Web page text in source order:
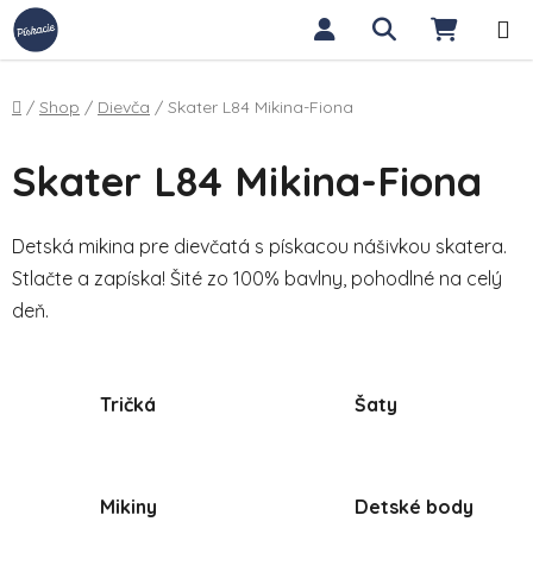
Prejsť na obsah Hľadať
Domov
/ Shop / Dievča / Skater L84 Mikina-Fiona
Skater L84 Mikina-Fiona
Detská mikina pre dievčatá s pískacou nášivkou skatera.
Stlačte a zapíska! Šité zo 100% bavlny, pohodlné na celý
deň.
Tričká Šaty
Mikiny Detské body